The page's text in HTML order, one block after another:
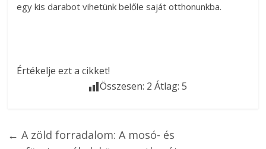
egy kis darabot vihetünk belőle saját otthonunkba.
Értékelje ezt a cikket!
Összesen: 2 Átlag:5
← A zöld forradalom: A mosó- és